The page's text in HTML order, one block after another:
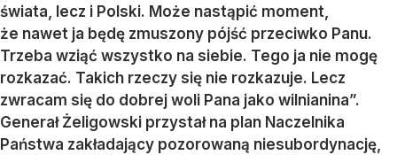
świata, lecz i Polski. Może nastąpić moment,
że nawet ja będę zmuszony pójść przeciwko Panu.
Trzeba wziąć wszystko na siebie. Tego ja nie mogę
rozkazać. Takich rzeczy się nie rozkazuje. Lecz
zwracam się do dobrej woli Pana jako wilnianina”.
Generał Żeligowski przystał na plan Naczelnika
Państwa zakładający pozorowaną niesubordynację,